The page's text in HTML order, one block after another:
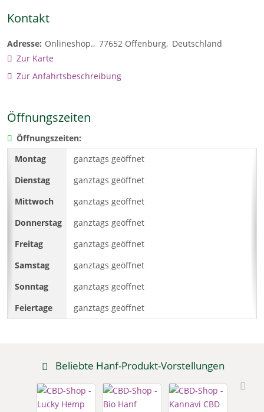
Kontakt
Adresse: Onlineshop. 77652 Offenburg Deutschland
Zur Karte
Zur Anfahrtsbeschreibung
Öffnungszeiten
Öffnungszeiten:
ganztags geöffnet
ganztags geöffnet
ganztags geöffnet
ganztags geöffnet
ganztags geöffnet
ganztags geöffnet
ganztags geöffnet
ganztags geöffnet
Beliebte Hanf-Produkt-Vorstellungen